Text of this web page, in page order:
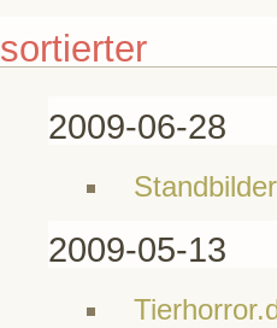
sortierter
2009-06-28
2009-05-13